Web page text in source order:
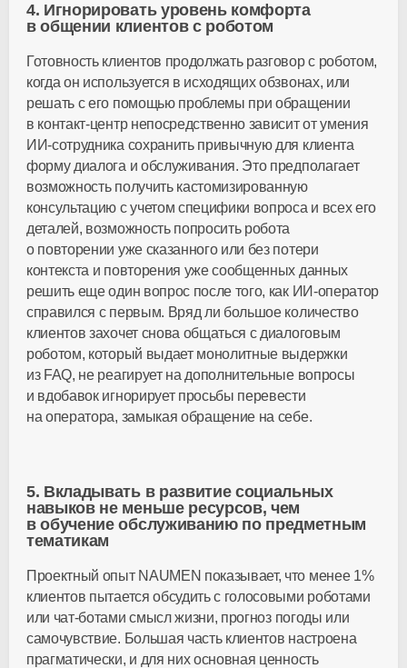
4. Игнорировать уровень комфорта
в общении клиентов с роботом
Готовность клиентов продолжать разговор с роботом,
когда он используется в исходящих обзвонах, или
решать с его помощью проблемы при обращении
в контакт-центрнепосредственно зависит от умения
ИИ-сотрудника сохранить привычную для клиента
форму диалога и обслуживания. Это предполагает
возможность получить кастомизированную
консультацию с учетом специфики вопроса и всех его
деталей, возможность попросить робота
о повторении уже сказанного или без потери
контекста и повторения уже сообщенных данных
решить еще один вопрос после того, как ИИ-оператор
справился с первым. Вряд ли большое количество
клиентов захочет снова общаться с диалоговым
роботом, который выдает монолитные выдержки
из FAQ, не реагирует на дополнительные вопросы
и вдобавок игнорирует просьбы перевести
на оператора, замыкая обращение на себе.
5. Вкладывать в развитие социальных
навыков не меньше ресурсов, чем
в обучение обслуживанию по предметным
тематикам
Проектный опыт NAUMEN показывает, что менее 1%
клиентов пытается обсудить с голосовыми роботами
или чат-ботами смысл жизни, прогноз погоды или
самочувствие. Большая часть клиентов настроена
прагматически, и для них основная ценность